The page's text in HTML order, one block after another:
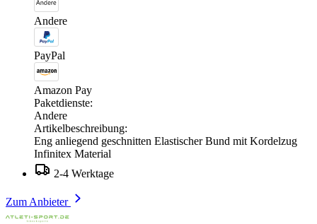
Andere
PayPal
Amazon Pay
Paketdienste:
Andere
Artikelbeschreibung:
Eng anliegend geschnitten Elastischer Bund mit Kordelzug
Infinitex Material
2-4 Werktage
Zum Anbieter